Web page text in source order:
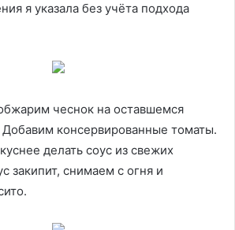
я указала без учёта подхода
чеснок на оставшемся
консервированные томаты.
делать соус из свежих
закипит, снимаем с огня и